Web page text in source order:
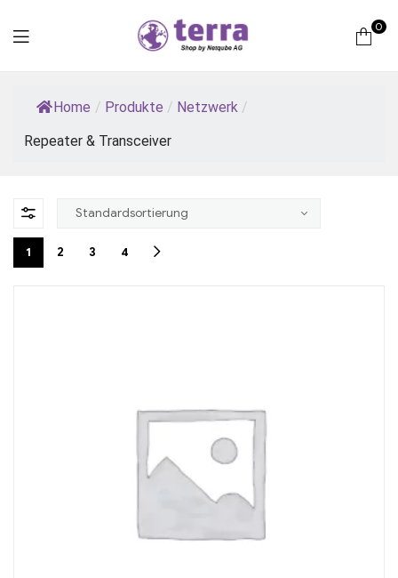
Computer
0
Home / Produkte / Netzwerk /
Repeater & Transceiver
1 2 3 4